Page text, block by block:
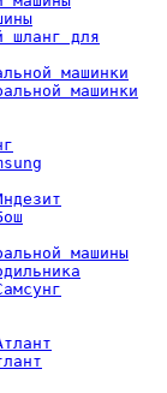
шланг для
машинки
машинки
машины